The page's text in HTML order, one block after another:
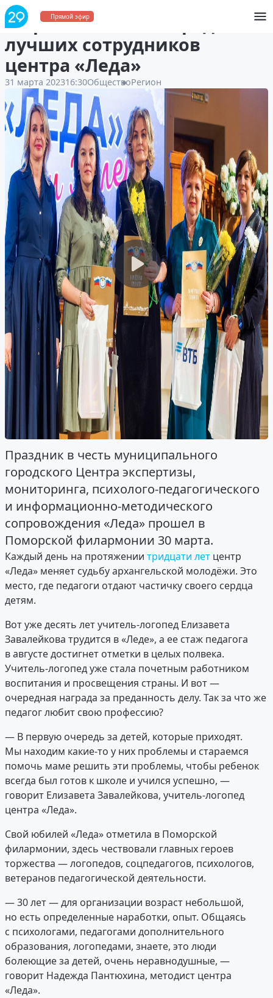
Прямой эфир
В Архангельске наградили
лучших сотрудников
центра «Леда»
31 марта 202316:30ОбществоРегион
Праздник в честь муниципального
городского Центра экспертизы,
мониторинга, психолого-педагогического
и информационно-методического
сопровождения «Леда» прошел в
Поморской филармонии 30 марта.
Каждый день на протяжении тридцати лет центр
«Леда» меняет судьбу архангельской молодёжи. Это
место, где педагоги отдают частичку своего сердца
детям.
Вот уже десять лет учитель-логопед Елизавета
Завалейкова трудится в «Леде», а ее стаж педагога
в августе достигнет отметки в целых полвека.
Учитель-логопед уже стала почетным работником
воспитания и просвещения страны. И вот —
очередная награда за преданность делу. Так за что же
педагог любит свою профессию?
— В первую очередь за детей, которые приходят.
Мы находим какие-то у них проблемы и стараемся
помочь маме решить эти проблемы, чтобы ребенок
всегда был готов к школе и учился успешно, —
говорит Елизавета Завалейкова, учитель-логопед
центра «Леда».
Свой юбилей «Леда» отметила в Поморской
филармонии, здесь чествовали главных героев
торжества — логопедов, соцпедагогов, психологов,
ветеранов педагогической деятельности.
— 30 лет — для организации возраст небольшой,
но есть определенные наработки, опыт. Общаясь
с психологами, педагогами дополнительного
образования, логопедами, знаете, это люди
болеющие за детей, очень неравнодушные, —
говорит Надежда Пантюхина, методист центра
«Леда».